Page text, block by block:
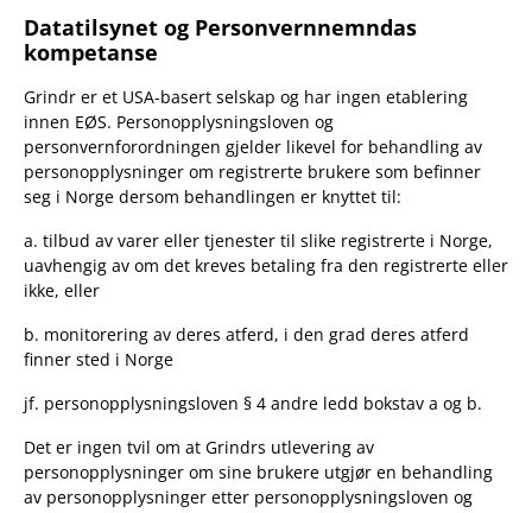
Datatilsynet og Personvernnemndas
kompetanse
Grindr er et USA-basert selskap og har ingen etablering
innen EØS. Personopplysningsloven og
personvernforordningen gjelder likevel for behandling av
personopplysninger om registrerte brukere som befinner
seg i Norge dersom behandlingen er knyttet til:
a. tilbud av varer eller tjenester til slike registrerte i Norge,
uavhengig av om det kreves betaling fra den registrerte eller
ikke, eller
b. monitorering av deres atferd, i den grad deres atferd
finner sted i Norge
jf. personopplysningsloven § 4 andre ledd bokstav a og b.
Det er ingen tvil om at Grindrs utlevering av
personopplysninger om sine brukere utgjør en behandling
av personopplysninger etter personopplysningsloven og